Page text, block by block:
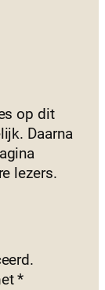
op dit
Daarna
lezers.
*